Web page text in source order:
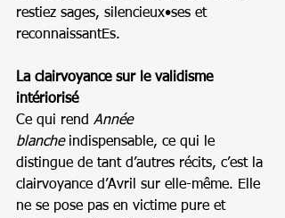
restiez sages, silencieux•ses et
reconnaissantEs.
La clairvoyance sur le validisme
intériorisé
Ce qui rend Année
blanche indispensable, ce qui le
distingue de tant d’autres récits, c’est la
clairvoyance d’Avril sur elle-même. Elle
ne se pose pas en victime pure et